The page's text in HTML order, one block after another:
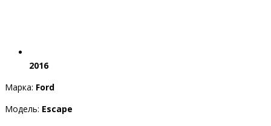
2016
Марка: Ford
Модель: Escape